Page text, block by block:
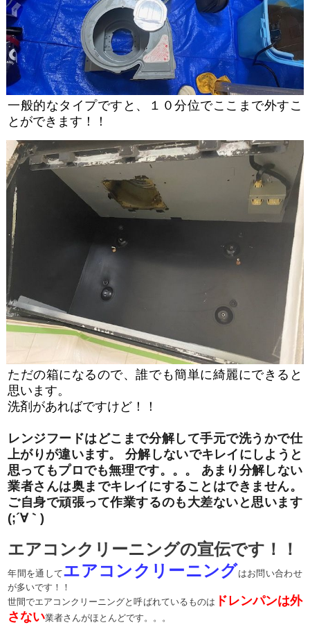
一般的なタイプですと、１０分位でここまで外すこ
とができます！！
ただの箱になるので、誰でも簡単に綺麗にできると
思います。
洗剤があればですけど！！
レンジフードはどこまで分解して手元で洗うかで仕
上がりが違います。 分解しないでキレイにしようと
思ってもプロでも無理です。。。 あまり分解しない
業者さんは奥までキレイにすることはできません。
ご自身で頑張って作業するのも大差ないと思います
(;´∀｀)
エアコンクリーニングの宣伝です！！
年間を通してエアコンクリーニングはお問い合わせ
が多いです！！
世間でエアコンクリーニングと呼ばれているものは ドレンパンは外
さない業者さんがほとんどです。。。